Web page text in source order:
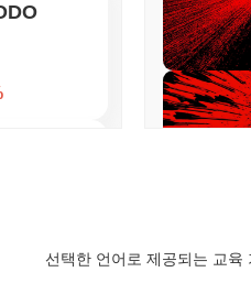
선택한 언어로 제공되는 교